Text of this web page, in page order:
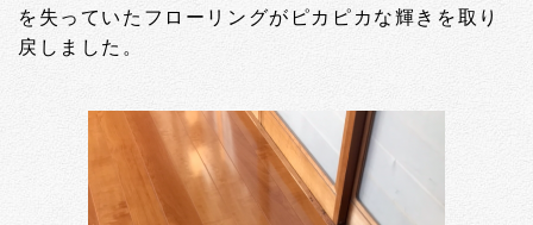
を失っていたフローリングがピカピカな輝きを取り
戻しました。